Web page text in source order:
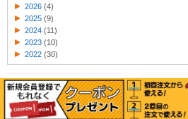
2026 (4)
2025 (9)
2024 (11)
2023 (10)
2022 (30)